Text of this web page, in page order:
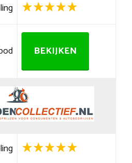
BEKIJKEN